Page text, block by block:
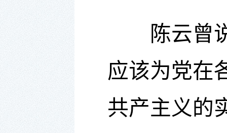
陈云曾说
应该为党在
共产主义的